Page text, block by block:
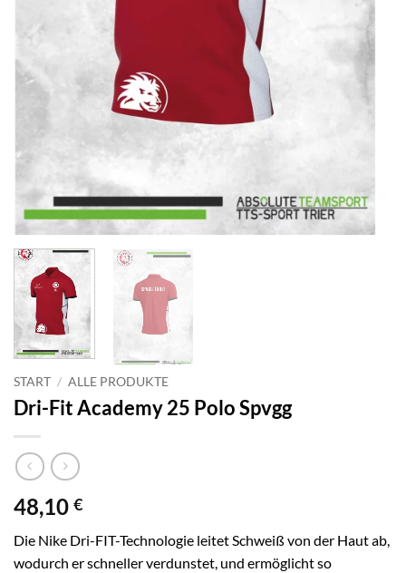
START / ALLE PRODUKTE
Dri-Fit Academy 25 Polo Spvgg
48,10 €
Die Nike Dri-FIT-Technologie leitet Schweiß von der Haut ab,
wodurch er schneller verdunstet, und ermöglicht so